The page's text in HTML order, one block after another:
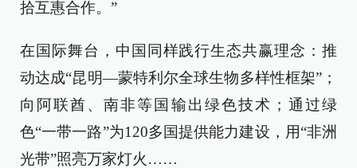
拾互惠合作。”
在国际舞台，中国同样践行生态共赢理念：推
动达成“昆明—蒙特利尔全球生物多样性框架”；
向阿联酋、南非等国输出绿色技术；通过绿
色“一带一路”为120多国提供能力建设，用“非洲
光带”照亮万家灯火……